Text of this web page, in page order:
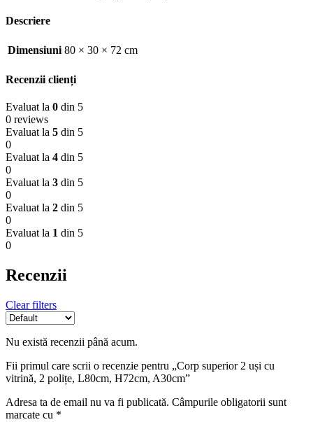
Descriere
Dimensiuni 80 × 30 × 72 cm
Recenzii clienți
Evaluat la 0 din 5
0 reviews
Evaluat la 5 din 5
0
Evaluat la 4 din 5
0
Evaluat la 3 din 5
0
Evaluat la 2 din 5
0
Evaluat la 1 din 5
0
Recenzii
Clear filters
Nu există recenzii până acum.
Fii primul care scrii o recenzie pentru „Corp superior 2 uși cu
vitrină, 2 polițe, L80cm, H72cm, A30cm”
Adresa ta de email nu va fi publicată. Câmpurile obligatorii sunt
marcate cu *